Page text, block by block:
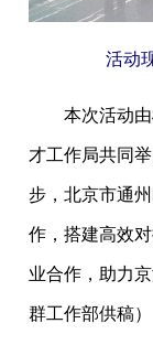
活动
本次活动由
才工作局共同
步，北京市通
作，搭建高效
业合作，助力
群工作部供稿）